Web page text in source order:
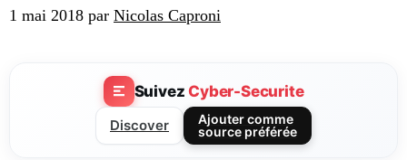
1 mai 2018 par Nicolas Caproni
SuivezCyber-Securite
Discover
Ajouter comme
source préférée